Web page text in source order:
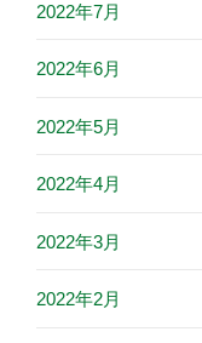
2022年7月
2022年6月
2022年5月
2022年4月
2022年3月
2022年2月